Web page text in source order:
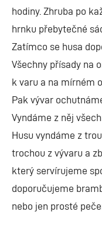
hodiny. Zhruba po
hrnku přebytečné
Zatímco se husa
Všechny přísady na
k varu a na mírném
Pak vývar
Vyndáme z něj
Husu vyndáme z
trochou z vývaru a
který servírujeme
doporučujeme
nebo jen prosté